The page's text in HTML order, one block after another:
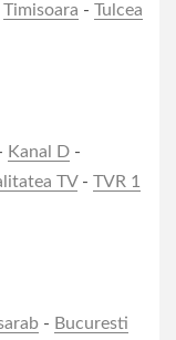
Timisoara - Tulcea
Kanal D -
TV- TVR 1
- Bucuresti